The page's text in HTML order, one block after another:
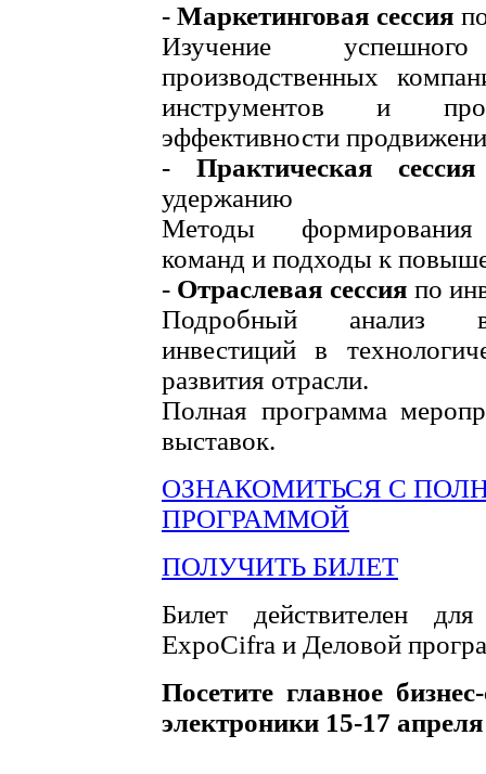
- Маркетинговая сессия
Изучение
производственных
инструментов и
эффективности
- Практическая сессия
удержанию
Методы формирования
команд и подходы к
- Отраслевая сессия по
Подробный анализ
инвестиций в
развития отрасли.
Полная программа
выставок.
ОЗНАКОМИТЬСЯ С
ПРОГРАММОЙ
ПОЛУЧИТЬ БИЛЕТ
Билет действителен
ExpoCifra и Деловой
Посетите главное
электроники 15-17